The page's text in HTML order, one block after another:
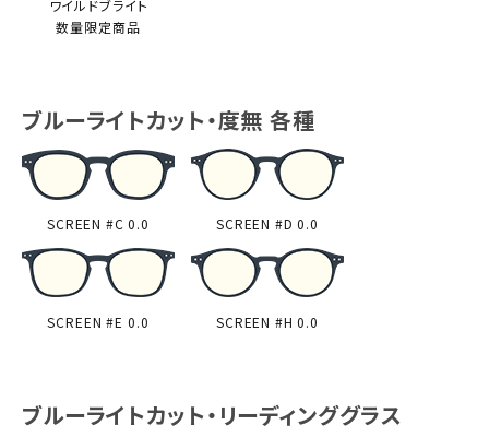
ワイルドブライト
数量限定商品
ブルーライトカット・度無 各種
SCREEN #C 0.0 SCREEN #D 0.0
SCREEN #E 0.0 SCREEN #H 0.0
ブルーライトカット・リーディンググラス